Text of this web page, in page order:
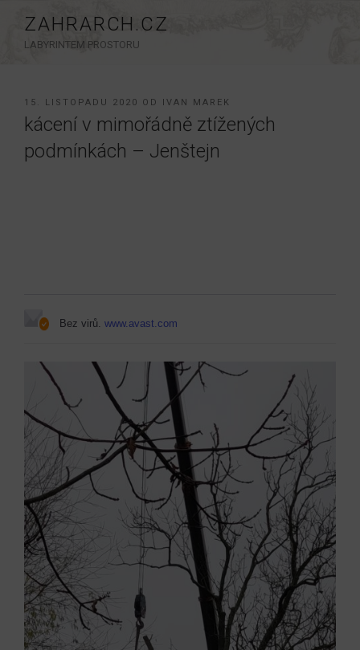
obsahu
ZAHRARCH.CZ
LABYRINTEM PROSTORU
PUBLIKOVÁNO
15. LISTOPADU 2020 OD IVAN MAREK
kácení v mimořádně ztížených
podmínkách – Jenštejn
Bez virů.www.avast.com